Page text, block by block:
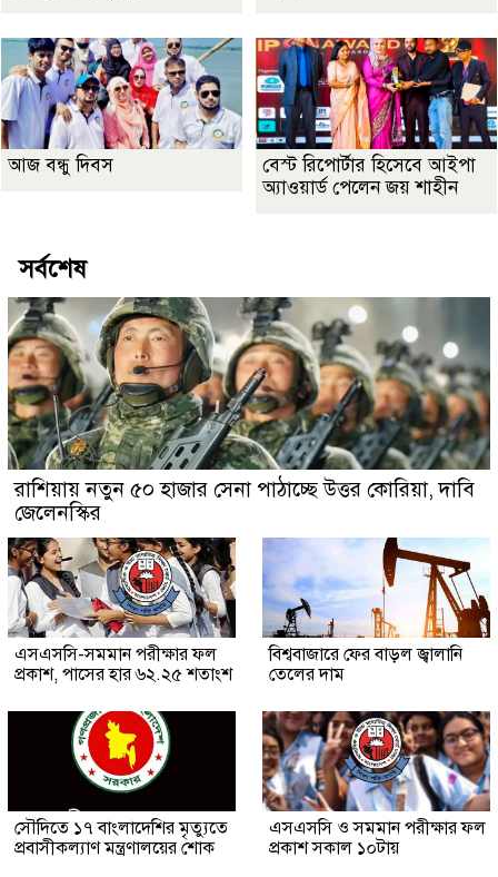
আজ বন্ধু দিবস
বেস্ট রিপোর্টার হিসেবে আইপা
অ্যাওয়ার্ড পেলেন জয় শাহীন
সর্বশেষ
রাশিয়ায় নতুন ৫০ হাজার সেনা পাঠাচ্ছে উত্তর কোরিয়া, দাবি
জেলেনস্কির
এসএসসি-সমমান পরীক্ষার ফল
প্রকাশ, পাসের হার ৬২.২৫ শতাংশ
বিশ্ববাজারে ফের বাড়ল জ্বালানি
তেলের দাম
সৌ‌দিতে ১৭ বাংলাদেশির মৃত্যুতে
প্রবাসীকল্যাণ মন্ত্রণালয়ের শোক
এসএসসি ও সমমান পরীক্ষার ফল
প্রকাশ সকাল ১০টায়